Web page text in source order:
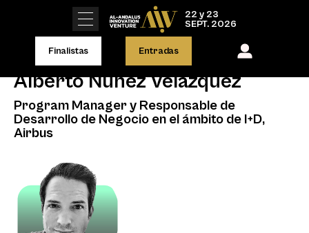
22 y 23
SEPT. 2026
Finalistas Entradas
Alberto Núñez Velázquez
Program Manager y Responsable de
Desarrollo de Negocio en el ámbito de I+D,
Airbus